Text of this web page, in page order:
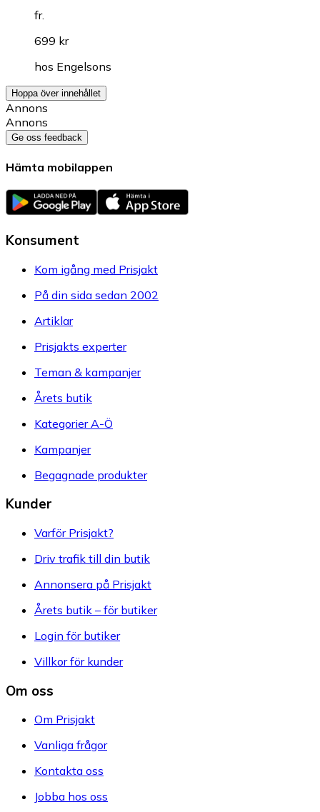
fr.
699 kr
hos Engelsons
Hoppa över innehållet
Annons
Annons
Ge oss feedback
Hämta mobilappen
Konsument
Kom igång med Prisjakt
På din sida sedan 2002
Artiklar
Prisjakts experter
Teman & kampanjer
Årets butik
Kategorier A-Ö
Kampanjer
Begagnade produkter
Kunder
Varför Prisjakt?
Driv trafik till din butik
Annonsera på Prisjakt
Årets butik – för butiker
Login för butiker
Villkor för kunder
Om oss
Om Prisjakt
Vanliga frågor
Kontakta oss
Jobba hos oss